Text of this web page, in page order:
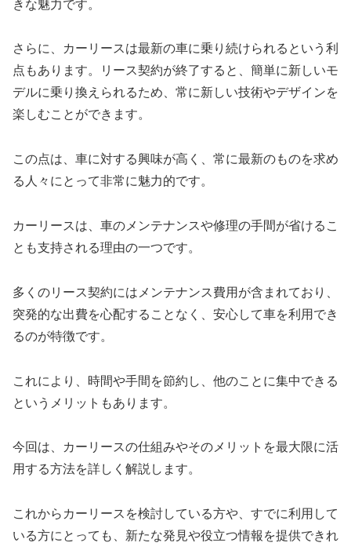
きな魅力です。
さらに、カーリースは最新の車に乗り続けられるという利
点もあります。リース契約が終了すると、簡単に新しいモ
デルに乗り換えられるため、常に新しい技術やデザインを
楽しむことができます。
この点は、車に対する興味が高く、常に最新のものを求め
る人々にとって非常に魅力的です。
カーリースは、車のメンテナンスや修理の手間が省けるこ
とも支持される理由の一つです。
多くのリース契約にはメンテナンス費用が含まれており、
突発的な出費を心配することなく、安心して車を利用でき
るのが特徴です。
これにより、時間や手間を節約し、他のことに集中できる
というメリットもあります。
今回は、カーリースの仕組みやそのメリットを最大限に活
用する方法を詳しく解説します。
これからカーリースを検討している方や、すでに利用して
いる方にとっても、新たな発見や役立つ情報を提供できれ